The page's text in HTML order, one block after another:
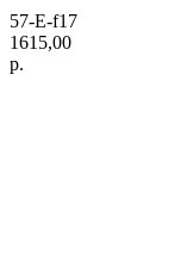
57-E-f17
1615,00
р.